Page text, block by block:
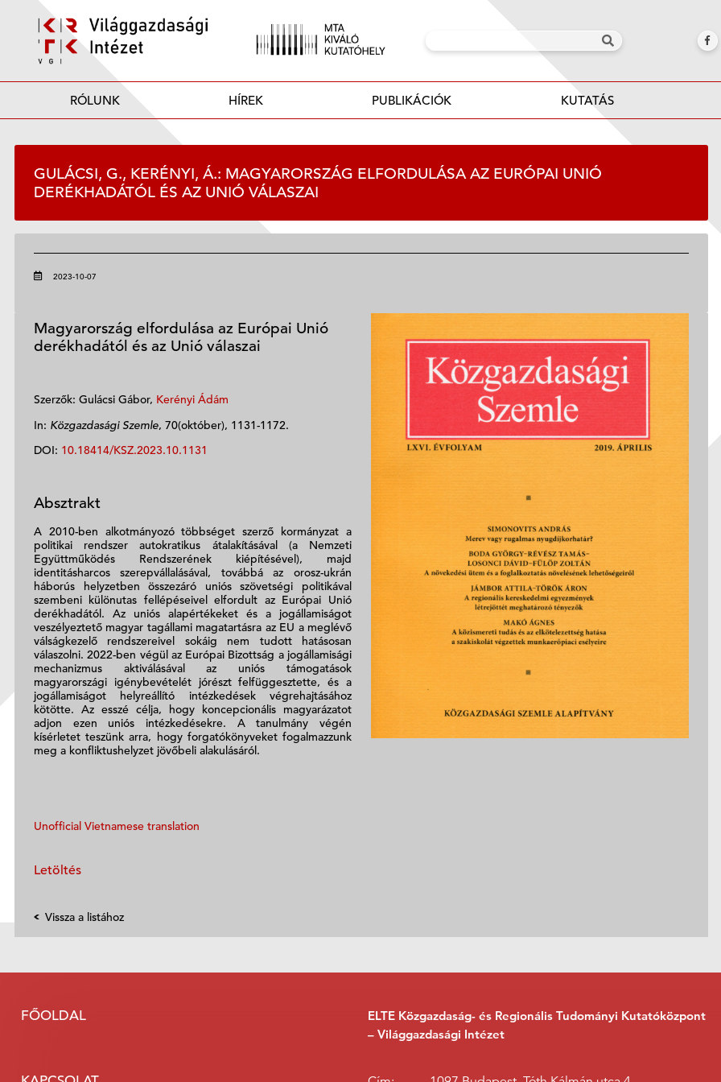
RÓLUNK HÍREK PUBLIKÁCIÓK KUTATÁS
GULÁCSI, G., KERÉNYI, Á.: MAGYARORSZÁG ELFORDULÁSA AZ EURÓPAI UNIÓ
DERÉKHADÁTÓL ÉS AZ UNIÓ VÁLASZAI
2023-10-07
Magyarország elfordulása az Európai Unió
derékhadától és az Unió válaszai
Szerzők: Gulácsi Gábor, Kerényi Ádám
In: Közgazdasági Szemle, 70(október), 1131-1172.
DOI: 10.18414/KSZ.2023.10.1131
Absztrakt
A 2010-ben alkotmányozó többséget szerző kormányzat a
politikai rendszer autokratikus átalakításával (a Nemzeti
Együttműködés Rendszerének kiépítésével), majd
identitásharcos szerepvállalásával, továbbá az orosz-ukrán
háborús helyzetben összezáró uniós szövetségi politikával
szembeni különutas fellépéseivel elfordult az Európai Unió
derékhadától. Az uniós alapértékeket és a jogállamiságot
veszélyeztető magyar tagállami magatartásra az EU a meglévő
válságkezelő rendszereivel sokáig nem tudott hatásosan
válaszolni. 2022-ben végül az Európai Bizottság a jogállamisági
mechanizmus aktiválásával az uniós támogatások
magyarországi igénybevételét jórészt felfüggesztette, és a
jogállamiságot helyreállító intézkedések végrehajtásához
kötötte. Az esszé célja, hogy koncepcionális magyarázatot
adjon ezen uniós intézkedésekre. A tanulmány végén
kísérletet teszünk arra, hogy forgatókönyveket fogalmazzunk
meg a konfliktushelyzet jövőbeli alakulásáról.
Unofficial Vietnamese translation
Letöltés
Vissza a listához
FŐOLDAL
ELTE Közgazdaság- és Regionális Tudományi Kutatóközpont
– Világgazdasági Intézet